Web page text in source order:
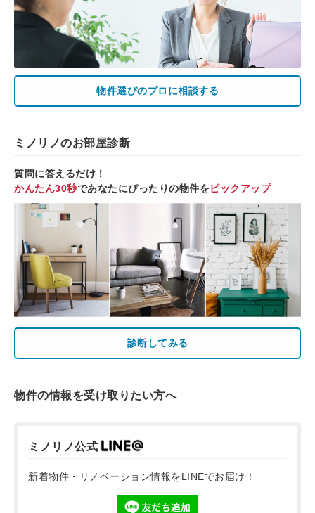
物件選びのプロに相談する
ミノリノのお部屋診断
質問に答えるだけ！
かんたん30秒であなたにぴったりの物件をピックアップ
診断してみる
物件の情報を受け取りたい方へ
ミノリノ公式
新着物件・リノベーション情報をLINEでお届け！